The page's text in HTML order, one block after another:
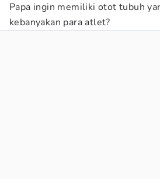
Papa ingin memiliki otot tubuh
kebanyakan para atlet?